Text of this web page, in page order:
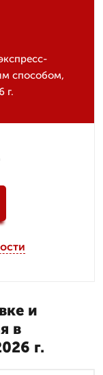
способом,
г.
и
в
г.